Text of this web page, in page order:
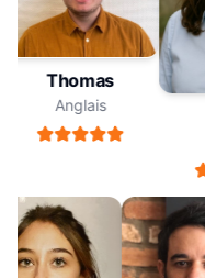
Thomas
Anglais